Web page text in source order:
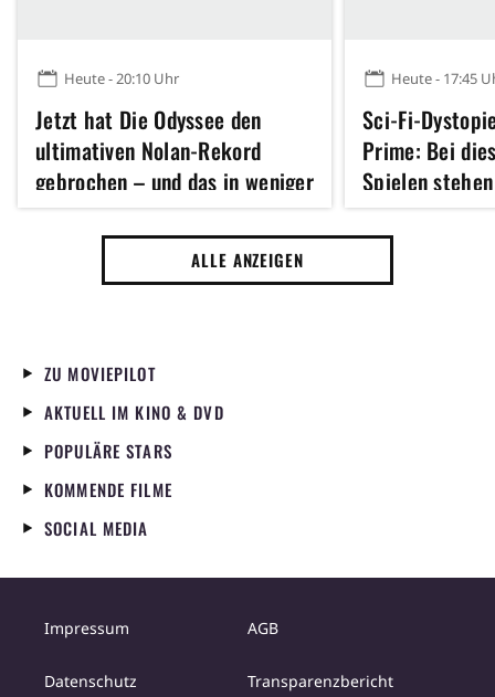
Heute - 20:10 Uhr
Jetzt hat Die Odyssee den
ultimativen Nolan-Rekord
gebrochen – und das in weniger
als vier Wochen
Heute - 17:45
Sci-Fi-
Prime: Bei
Spielen
dem Spiel
ALLE ANZEIGEN
ZU MOVIEPILOT
AKTUELL IM KINO & DVD
POPULÄRE STARS
KOMMENDE FILME
SOCIAL MEDIA
Impressum AGB
Datenschutz Transparenzbericht